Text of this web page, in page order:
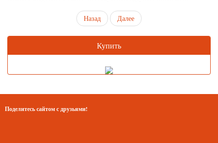
Назад Далее
Купить
Поделитесь сайтом с друзьями!